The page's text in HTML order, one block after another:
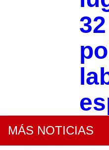
MÁS NOTICIAS